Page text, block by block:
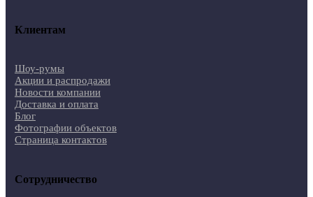
Клиентам
Шоу-румы
Акции и распродажи
Новости компании
Доставка и оплата
Блог
Фотографии объектов
Страница контактов
Сотрудничество